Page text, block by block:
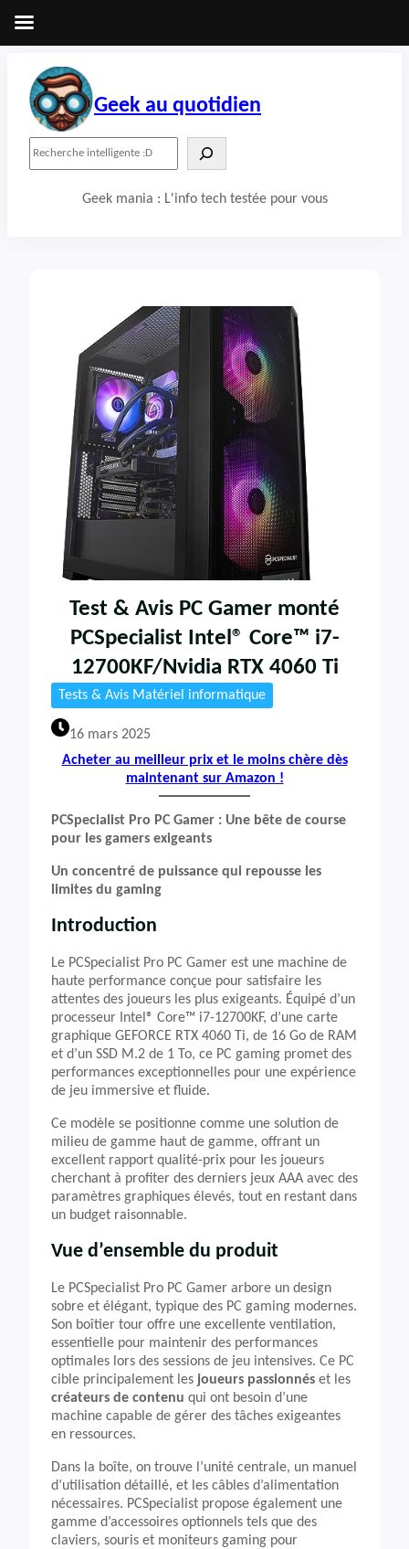
contenu
Geek au quotidien
Geek mania : L'info tech testée pour vous
Test & Avis PC Gamer monté
PCSpecialist Intel® Core™ i7-
12700KF/Nvidia RTX 4060 Ti
Tests & Avis Matériel informatique
16 mars 2025
Acheter au meilleur prix et le moins chère dès
maintenant sur Amazon !
PCSpecialist Pro PC Gamer : Une bête de course
pour les gamers exigeants
Un concentré de puissance qui repousse les
limites du gaming
Introduction
Le PCSpecialist Pro PC Gamer est une machine de
haute performance conçue pour satisfaire les
attentes des joueurs les plus exigeants. Équipé d’un
processeur Intel® Core™ i7-12700KF, d’une carte
graphique GEFORCE RTX 4060 Ti, de 16 Go de RAM
et d’un SSD M.2 de 1 To, ce PC gaming promet des
performances exceptionnelles pour une expérience
de jeu immersive et fluide.
Ce modèle se positionne comme une solution de
milieu de gamme haut de gamme, offrant un
excellent rapport qualité-prix pour les joueurs
cherchant à profiter des derniers jeux AAA avec des
paramètres graphiques élevés, tout en restant dans
un budget raisonnable.
Vue d’ensemble du produit
Le PCSpecialist Pro PC Gamer arbore un design
sobre et élégant, typique des PC gaming modernes.
Son boîtier tour offre une excellente ventilation,
essentielle pour maintenir des performances
optimales lors des sessions de jeu intensives. Ce PC
cible principalement les joueurs passionnés et les
créateurs de contenu qui ont besoin d’une
machine capable de gérer des tâches exigeantes
en ressources.
Dans la boîte, on trouve l’unité centrale, un manuel
d’utilisation détaillé, et les câbles d’alimentation
nécessaires. PCSpecialist propose également une
gamme d’accessoires optionnels tels que des
claviers, souris et moniteurs gaming pour